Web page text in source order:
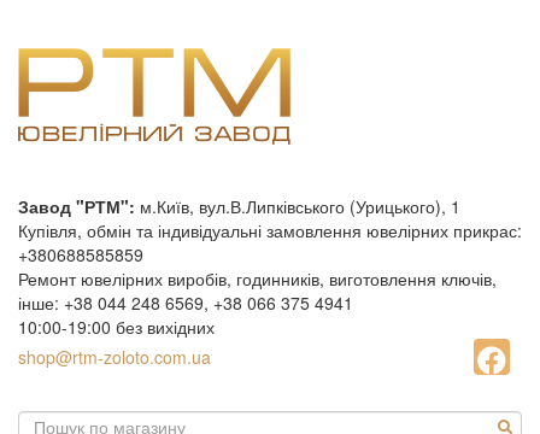
Завод "РТМ": м.Київ, вул.В.Липківського (Урицького), 1
Купівля, обмін та індивідуальні замовлення ювелірних прикрас:
+380688585859
Ремонт ювелірних виробів, годинників, виготовлення ключів,
інше: +38 044 248 6569, +38 066 375 4941
10:00-19:00 без вихідних
shop@rtm-zoloto.com.ua